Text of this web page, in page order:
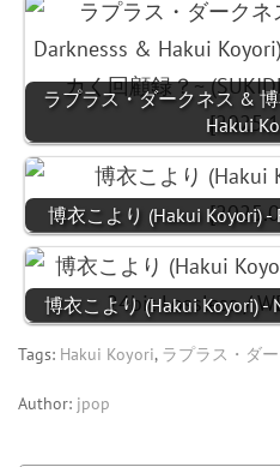
ラプラス・ダークネス &
Hakui
博衣こより (Hakui Koyori) -
博衣こより (Hakui Koyori) -
Tags: Hakui Koyori, ラプラス・ダ
Author: jpop